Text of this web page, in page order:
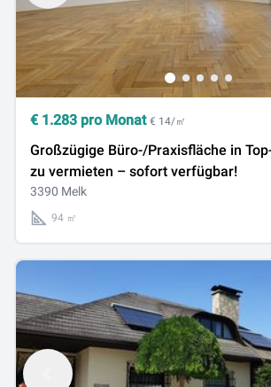
€ 1.283 pro Monat € 14/㎡
Großzügige Büro-/Praxisfläche in
zu vermieten – sofort verfügbar!
3390 Melk
94 ㎡